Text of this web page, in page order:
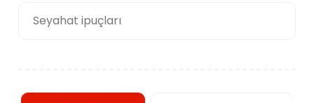
Seyahat ipuçları